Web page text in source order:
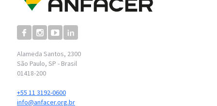
Alameda Santos, 2300
São Paulo, SP - Brasil
01418-200
+55 11 3192-0600
info@anfacer.org.br